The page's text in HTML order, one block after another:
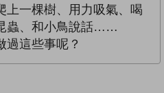
一棵樹、用力吸氣、喝
昆蟲、和小鳥說話……
過這些事呢？